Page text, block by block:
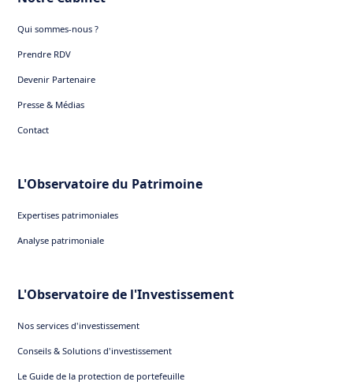
Qui sommes-nous ?
Prendre RDV
Devenir Partenaire
Presse & Médias
Contact
L'Observatoire du Patrimoine
Expertises patrimoniales
Analyse patrimoniale
L'Observatoire de l'Investissement
Nos services d'investissement
Conseils & Solutions d'investissement
Le Guide de la protection de portefeuille